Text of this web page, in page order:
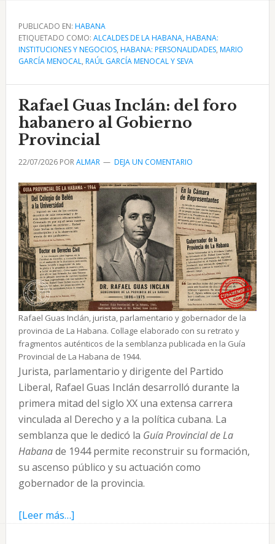
Raúl
García
Menocal
Seva,
alcalde
municipal
de
Habana
PUBLICADO EN: HABANA
ETIQUETADO COMO: ALCALDES DE LA HABANA, HABANA:
INSTITUCIONES Y NEGOCIOS, HABANA: PERSONALIDADES, MARIO
GARCÍA MENOCAL, RAÚL GARCÍA MENOCAL Y SEVA
Rafael Guas Inclán: del foro
habanero al Gobierno
Provincial
22/07/2026PORALMAR DEJA UN COMENTARIO
Rafael Guas Inclán, jurista, parlamentario y gobernador de la
provincia de La Habana. Collage elaborado con su retrato y
fragmentos auténticos de la semblanza publicada en la Guía
Provincial de La Habana de 1944.
Jurista, parlamentario y dirigente del Partido
Liberal, Rafael Guas Inclán desarrolló durante la
primera mitad del siglo XX una extensa carrera
vinculada al Derecho y a la política cubana. La
semblanza que le dedicó la Guía Provincial de La
Habanade 1944 permite reconstruir su formación,
su ascenso público y su actuación como
gobernador de la provincia.
[Leer más…]acerca